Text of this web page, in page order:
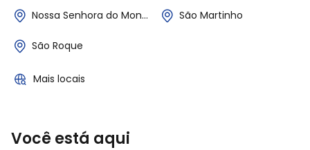
Nossa Senhora do Monte São Martinho
São Roque
Mais locais
Você está aqui